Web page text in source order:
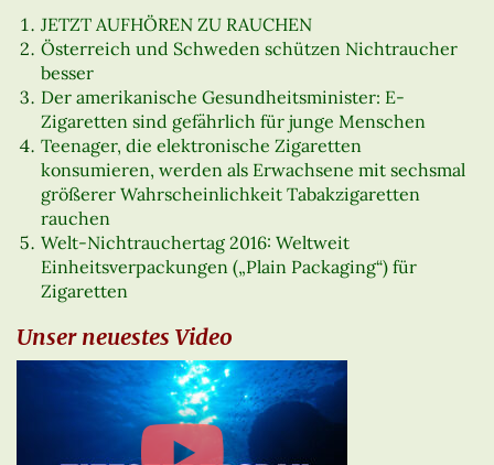
JETZT AUFHÖREN ZU RAUCHEN
Österreich und Schweden schützen Nichtraucher
besser
Der amerikanische Gesundheitsminister: E-
Zigaretten sind gefährlich für junge Menschen
Teenager, die elektronische Zigaretten
konsumieren, werden als Erwachsene mit sechsmal
größerer Wahrscheinlichkeit Tabakzigaretten
rauchen
Welt-Nichtrauchertag 2016: Weltweit
Einheitsverpackungen („Plain Packaging“) für
Zigaretten
Unser neuestes Video